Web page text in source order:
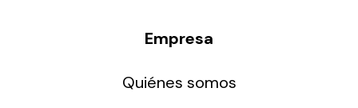
Empresa
Quiénes somos